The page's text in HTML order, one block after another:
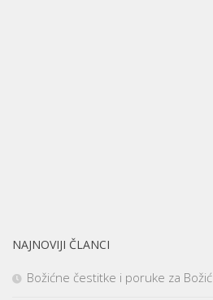
NAJNOVIJI ČLANCI
Božićne čestitke i poruke za Božić